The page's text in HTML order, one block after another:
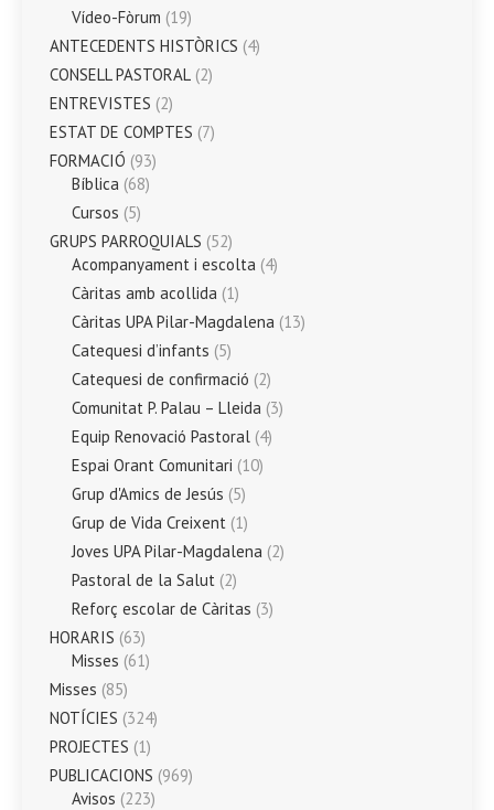
Vídeo-Fòrum (19)
ANTECEDENTS HISTÒRICS (4)
CONSELL PASTORAL (2)
ENTREVISTES (2)
ESTAT DE COMPTES (7)
FORMACIÓ (93)
Bíblica (68)
Cursos (5)
GRUPS PARROQUIALS (52)
Acompanyament i escolta (4)
Càritas amb acollida (1)
Càritas UPA Pilar-Magdalena (13)
Catequesi d’infants (5)
Catequesi de confirmació (2)
Comunitat P. Palau – Lleida (3)
Equip Renovació Pastoral (4)
Espai Orant Comunitari (10)
Grup d'Amics de Jesús (5)
Grup de Vida Creixent (1)
Joves UPA Pilar-Magdalena (2)
Pastoral de la Salut (2)
Reforç escolar de Càritas (3)
HORARIS (63)
Misses (61)
Misses (85)
NOTÍCIES (324)
PROJECTES (1)
PUBLICACIONS (969)
Avisos (223)